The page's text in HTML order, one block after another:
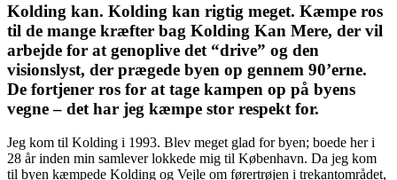
Kolding kan. Kolding kan rigtig meget. Kæmpe ros
til de mange kræfter bag Kolding Kan Mere, der vil
arbejde for at genoplive det “drive” og den
visionslyst, der prægede byen op gennem 90’erne.
De fortjener ros for at tage kampen op på byens
vegne – det har jeg kæmpe stor respekt for.
Jeg kom til Kolding i 1993. Blev meget glad for byen; boede her i
28 år inden min samlever lokkede mig til København. Da jeg kom
til byen kæmpede Kolding og Vejle om førertrøjen i trekantområdet,